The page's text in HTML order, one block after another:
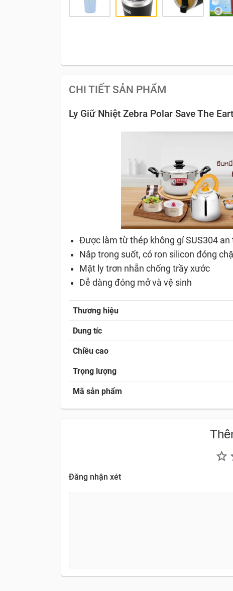
CHI TIẾT SẢN PHẨM
Ly Giữ Nhiệt Zebra Polar Save The
Được làm từ thép không gỉ SUS304
Nắp trong suốt, có ron silicon đóng
Mặt ly trơn nhẵn chống trầy xước
Dễ dàng đóng mở và vệ sinh
Thương hiệu
Dung tíc
Chiều cao
Trọng lượng
Mã sản phẩm
Đăng nhận xét